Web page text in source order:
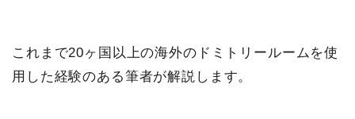
これまで20ヶ国以上の海外のドミトリールームを使
用した経験のある筆者が解説します。